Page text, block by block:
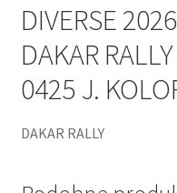
DIVERSE
DAKAR
0425 J.
DAKAR RALLY